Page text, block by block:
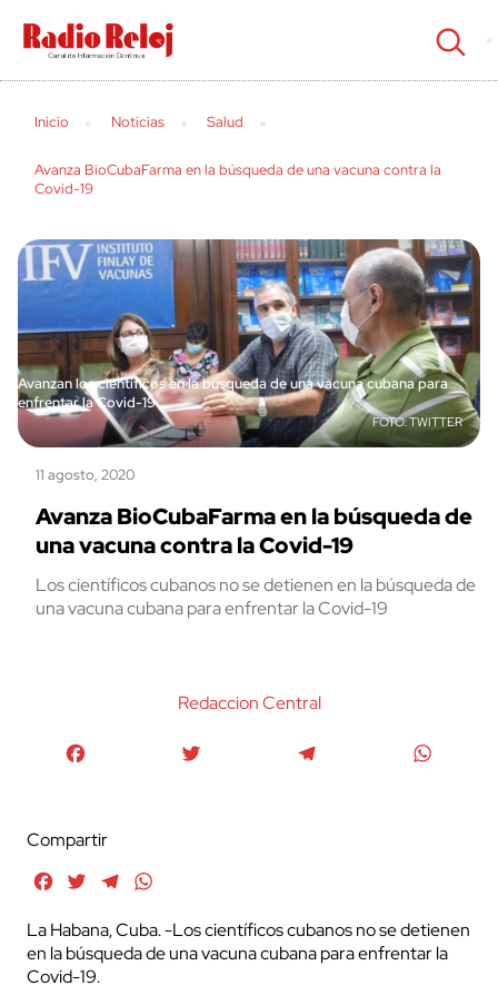
cerrar
Inicio Noticias Salud
Avanza BioCubaFarma en la búsqueda de una vacuna contra la
Covid-19
Avanzan los científicos en la búsqueda de una vacuna cubana para
enfrentar la Covid-19
TWITTER
11 agosto, 2020
Avanza BioCubaFarma en la búsqueda de
una vacuna contra la Covid-19
Los científicos cubanos no se detienen en la búsqueda de
una vacuna cubana para enfrentar la Covid-19
Redaccion Central
Compartir
FacebookTwitterTelegram
La Habana, Cuba. -Los científicos cubanos no se detienen
en la búsqueda de una vacuna cubana para enfrentar la
Covid-19.